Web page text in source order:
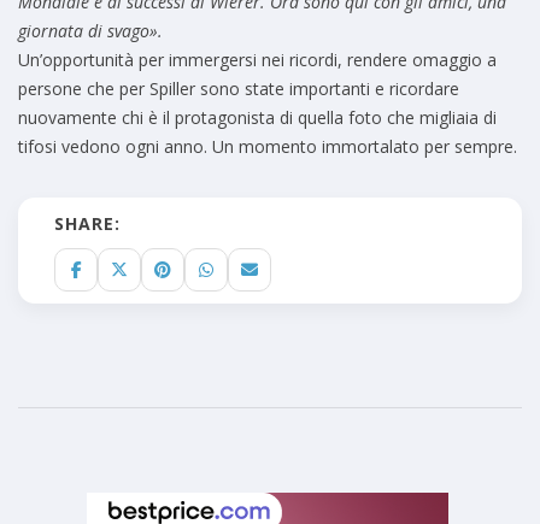
giornata di svago».
Un’opportunità per immergersi nei ricordi, rendere omaggio a
persone che per Spiller sono state importanti e ricordare
nuovamente chi è il protagonista di quella foto che migliaia di
tifosi vedono ogni anno. Un momento immortalato per sempre.
SHARE: